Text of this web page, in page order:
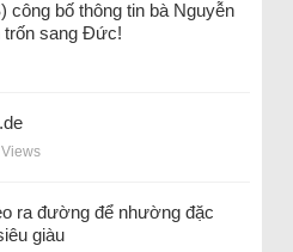
công bố thông tin bà Nguyễn
trốn sang Đức!
ra đường để nhường đặc
giàu